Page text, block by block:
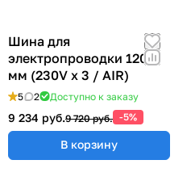
Шина для
электропроводки 1200
мм (230V x 3 / AIR)
5 2 Доступно к заказу
9 234 руб.9 720 руб. -5%
В корзину